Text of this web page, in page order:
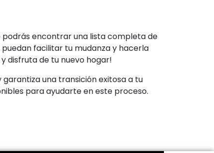
podrás encontrar una lista completa de
facilitar tu mudanza y hacerla
disfruta de tu nuevo hogar!
una transición exitosa a tu
para ayudarte en este proceso.